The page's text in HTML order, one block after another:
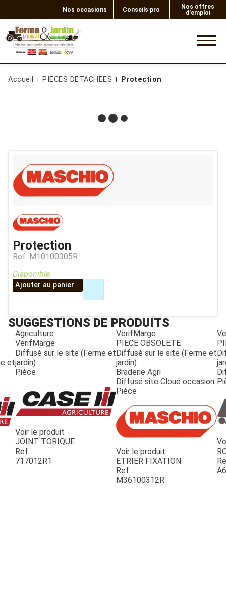
Nos occasions Conseils pro
Nos offres
d'emploi
JOUET
ESPACES VERTS
Accueil PIECES DETACHEES Protection
Protection
Ref. M10100305R
Disponible
Ajouter au panier
SUGGESTIONS DE PRODUITS
et
Agriculture
VerifMarge
Diffusé sur le site (Ferme et
jardin)
Pièce
Voir le produit
JOINT TORIQUE
Ref.
717012R1
VerifMarge
PIECE OBSOLETE
Diffusé sur le site (Ferme et
jardin)
Braderie Agri
Diffusé site Cloué occasion
Pièce
Voir le produit
ETRIER FIXATION
Ref.
M36100312R